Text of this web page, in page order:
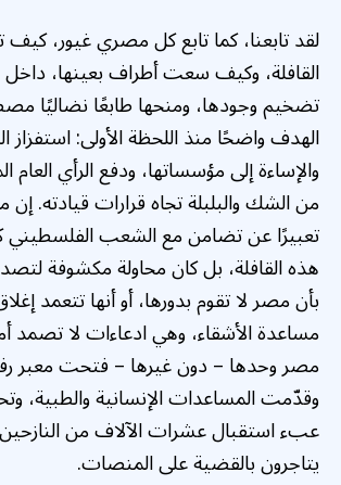
لقد تابعنا، كما تابع كل مصري غيور، كيف
القافلة، وكيف سعت أطراف بعينها،
تضخيم وجودها، ومنحها طابعًا نضاليًا
الهدف واضحًا منذ اللحظة الأولى: استفزاز
والإساءة إلى مؤسساتها، ودفع الرأي
من الشك والبلبلة تجاه قرارات قيادته.
تعبيرًا عن تضامن مع الشعب الفلسطيني
هذه القافلة، بل كان محاولة مكشوفة
بأن مصر لا تقوم بدورها، أو أنها تتعمد
مساعدة الأشقاء، وهي ادعاءات لا تصمد
مصر وحدها – دون غيرها – فتحت معبر
وقدّمت المساعدات الإنسانية والطبية،
عبء استقبال عشرات الآلاف من
يتاجرون بالقضية على المنصات.